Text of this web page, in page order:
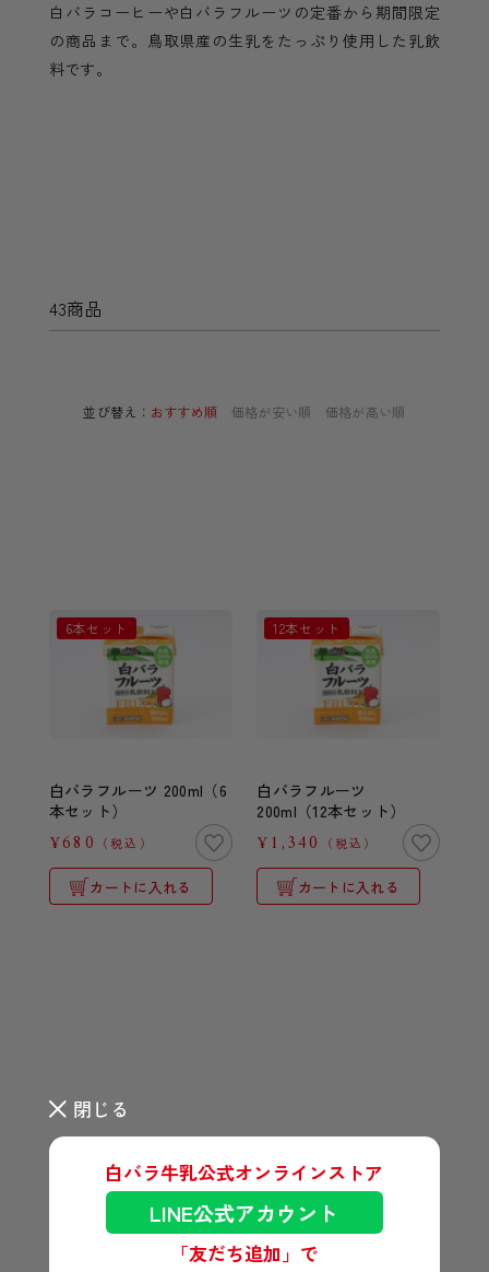
閉じる
白バラ牛乳公式オンラインストア
LINE公式アカウント
「友だち追加」で
白バラコーヒーや白バラフルーツの定番から期間限定
の商品まで。鳥取県産の生乳をたっぷり使用した乳飲
料です。
43商品
並び替え： おすすめ順 価格が安い順 価格が高い順
6本セット
白バラフルーツ 200ml（6
本セット）
¥680 （税込）
カートに入れる
12本セット
白バラフルーツ
200ml（12本セット）
¥1,340 （税込）
カートに入れる